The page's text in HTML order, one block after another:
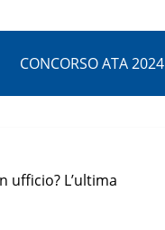
CONCORSO ATA 2024
ufficio? L’ultima